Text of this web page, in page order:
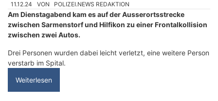
11.12.24 VON POLIZEI.NEWS REDAKTION
Am Dienstagabend kam es auf der Ausserortsstrecke
zwischen Sarmenstorf und Hilfikon zu einer Frontalkollision
zwischen zwei Autos.
Drei Personen wurden dabei leicht verletzt, eine weitere Person
verstarb im Spital.
Weiterlesen